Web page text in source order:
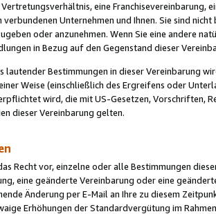
eine Franchisevereinbarung,
verbundenen Unternehmen und Ihnen. Sie sind
oder anzunehmen. Wenn Sie eine andere
in Bezug auf den Gegenstand dieser
lautender Bestimmungen in dieser Vereinbarung
Weise (einschließlich des Ergreifens oder
wird, die mit US-Gesetzen, Vorschriften,
dieser Vereinbarung gelten.
Recht vor, einzelne oder alle Bestimmungen
eine geänderte Vereinbarung oder eine
Änderung per E-Mail an Ihre zu diesem
Erhöhungen der Standardvergütung im